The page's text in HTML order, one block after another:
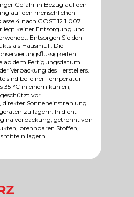
Gefahr in Bezug auf den
auf den menschlichen
4 nach GOST 12.1.007.
keiner Entsorgung und
Entsorgen Sie den
als Hausmüll. Die
ab dem Fertigungsdatum
Verpackung des Herstellers.
sind bei einer Temperatur
35 °C in einem kühlen,
vor
direkter Sonneneinstrahlung
zu lagern. In dicht
getrennt von
brennbaren Stoffen,
lagern.